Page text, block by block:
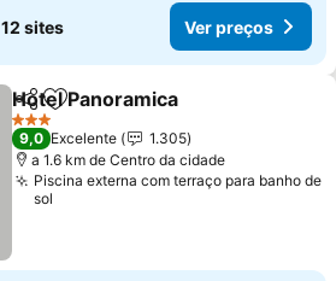
12 sites Ver preços
PartilharAdicionar aos favoritos
Hotel Panoramica
3 Estrelas
9,0 Excelente
1.305
a 1.6 km de Centro da cidade
Piscina externa com terraço para banho de
sol